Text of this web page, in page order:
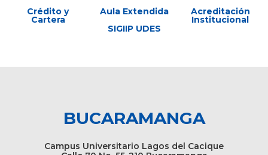
Crédito y
Cartera
Aula Extendida
SIGIIP UDES
Acreditación
Institucional
BUCARAMANGA
Campus Universitario Lagos del Cacique